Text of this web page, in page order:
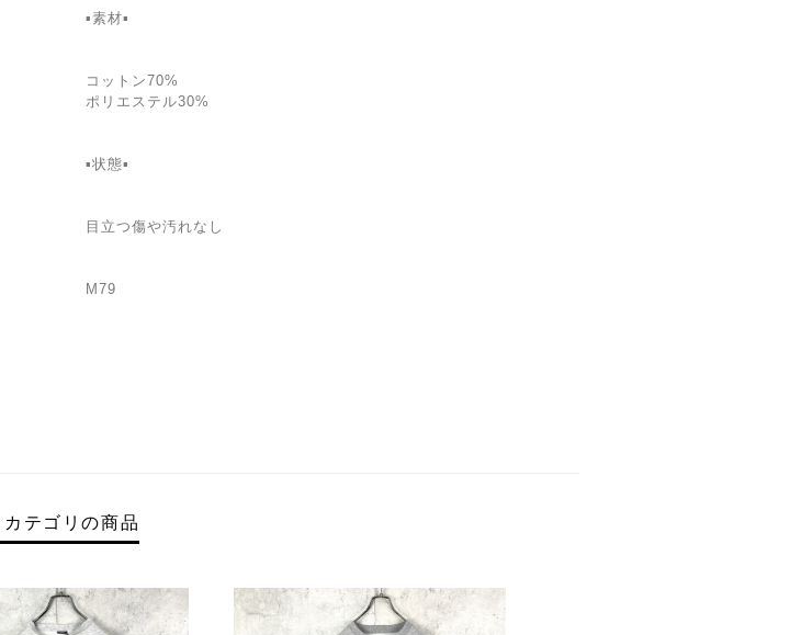
▪素材▪
コットン70%
ポリエステル30%
▪状態▪
目立つ傷や汚れなし
M79
カテゴリの商品